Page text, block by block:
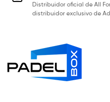
Distribuidor oficial de All
distribuidor exclusivo de